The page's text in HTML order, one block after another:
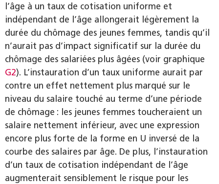
l’âge à un taux de cotisation uniforme et
indépendant de l’âge allongerait légèrement la
durée du chômage des jeunes femmes, tandis qu’il
n’aurait pas d’impact significatif sur la durée du
chômage des salariées plus âgées (voir graphique
G2). L’instauration d’un taux uniforme aurait par
contre un effet nettement plus marqué sur le
niveau du salaire touché au terme d’une période
de chômage : les jeunes femmes toucheraient un
salaire nettement inférieur, avec une expression
encore plus forte de la forme en U inversé de la
courbe des salaires par âge. De plus, l’instauration
d’un taux de cotisation indépendant de l’âge
augmenterait sensiblement le risque pour les